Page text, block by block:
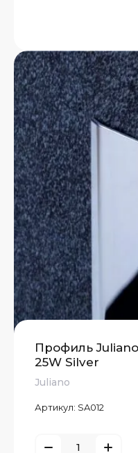
Профиль Juliano
25W Silver
Juliano
Артикул: SA012